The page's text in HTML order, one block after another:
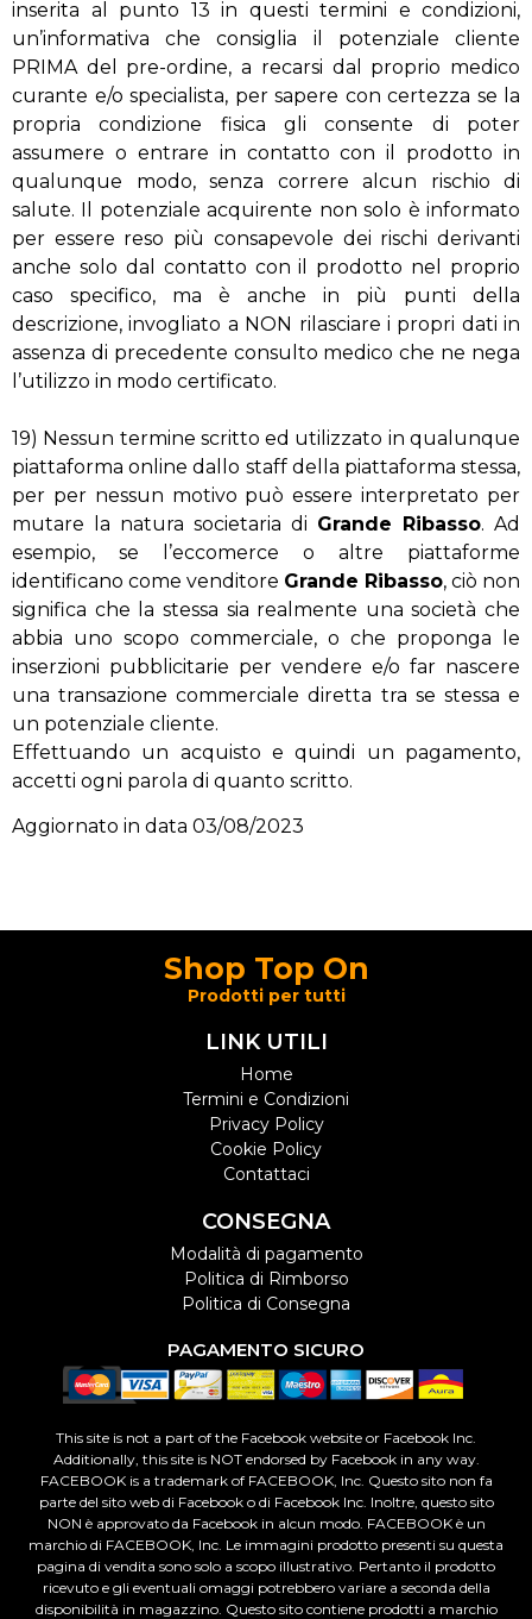
inserita al punto 13 in questi termini e condizioni,
un’informativa che consiglia il potenziale cliente
PRIMA del pre-ordine, a recarsi dal proprio medico
curante e/o specialista, per sapere con certezza se la
propria condizione fisica gli consente di poter
assumere o entrare in contatto con il prodotto in
qualunque modo, senza correre alcun rischio di
salute. Il potenziale acquirente non solo è informato
per essere reso più consapevole dei rischi derivanti
anche solo dal contatto con il prodotto nel proprio
caso specifico, ma è anche in più punti della
descrizione, invogliato a NON rilasciare i propri dati in
assenza di precedente consulto medico che ne nega
l’utilizzo in modo certificato.
19) Nessun termine scritto ed utilizzato in qualunque
piattaforma online dallo staff della piattaforma stessa,
per per nessun motivo può essere interpretato per
mutare la natura societaria di Grande Ribasso. Ad
esempio, se l’eccomerce o altre piattaforme
identificano come venditore Grande Ribasso, ciò non
significa che la stessa sia realmente una società che
abbia uno scopo commerciale, o che proponga le
inserzioni pubblicitarie per vendere e/o far nascere
una transazione commerciale diretta tra se stessa e
un potenziale cliente.
Effettuando un acquisto e quindi un pagamento,
accetti ogni parola di quanto scritto.
Aggiornato in data 03/08/2023
Shop Top On
Prodotti per tutti
LINK UTILI
Home
Termini e Condizioni
Privacy Policy
Cookie Policy
Contattaci
CONSEGNA
Modalità di pagamento
Politica di Rimborso
Politica di Consegna
PAGAMENTO SICURO
This site is not a part of the Facebook website or Facebook Inc.
Additionally, this site is NOT endorsed by Facebook in any way.
FACEBOOK is a trademark of FACEBOOK, Inc. Questo sito non fa
parte del sito web di Facebook o di Facebook Inc. Inoltre, questo sito
NON è approvato da Facebook in alcun modo. FACEBOOK è un
marchio di FACEBOOK, Inc. Le immagini prodotto presenti su questa
pagina di vendita sono solo a scopo illustrativo. Pertanto il prodotto
ricevuto e gli eventuali omaggi potrebbero variare a seconda della
disponibilità in magazzino. Questo sito contiene prodotti a marchio